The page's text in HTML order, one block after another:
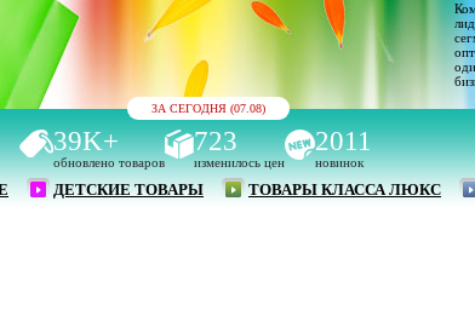
ЗА СЕГОДНЯ (07.08)
39K+
обновлено товаров
723
изменилось цен
2011
новинок
ДЕТСКИЕ ТОВАРЫ ТОВАРЫ КЛАССА ЛЮКС